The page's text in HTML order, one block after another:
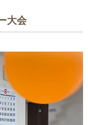
大会